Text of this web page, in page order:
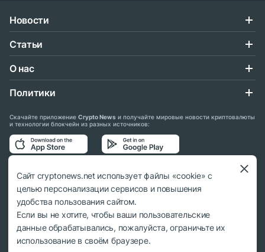
Новости
Статьи
О нас
Политики
Скачайте приложение Crypto News и получайте мировые новости криптовалюты
и технологии блокчейн из разных источников:
Подписывайтесь на нас в социальных сетях:
© 2018 - 2026 Crypto News. При использовании материалов ссылка на
cryptonews.net обязательна.
Сайт cryptonews.net использует файлы «cookie» с
целью персонализации сервисов и повышения
удобства пользования сайтом.
Если вы не хотите, чтобы ваши пользовательские
данные обрабатывались, пожалуйста, ограничьте их
использование в своём браузере.